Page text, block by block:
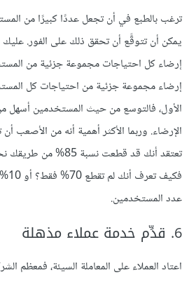
ترغب بالطبع في أن تجعل عددًا كبيرًا من
يمكن أن تتوقَّع أن تحقق ذلك على الفور. عليك
إرضاء كل احتياجات مجموعة جزئية من
إرضاء مجموعة جزئية من احتياجات كل
الأول، فالتوسع من حيث المستخدمين
الإرضاء. وربما الأكثر أهمية أنه من الأصعب
تعتقد أنك قد قطعت نسبة
عدد المستخدمين.
6. قدِّم خدمة عملاء مذهلة
اعتاد العملاء على المعاملة السيئة، فمعظم